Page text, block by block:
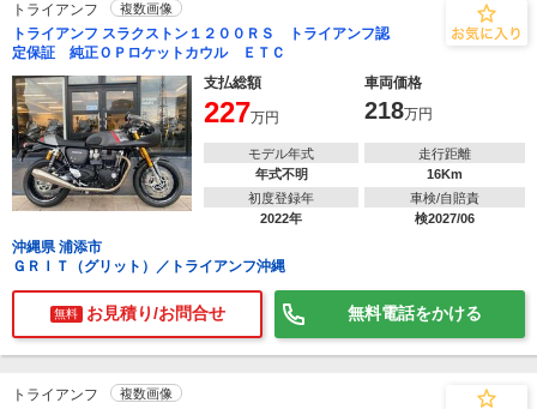
トライアンフ 複数画像
トライアンフ スラクストン１２００ＲＳ トライアンフ認
定保証 純正ＯＰロケットカウル ＥＴＣ
支払総額
車両価格
227万円 218万円
モデル年式
年式不明
走行距離
16Km
初度登録年
2022年
車検/自賠責
検2027/06
沖縄県 浦添市
ＧＲＩＴ（グリット）／トライアンフ沖縄
無料 お見積り/お問合せ 無料電話をかける
トライアンフ 複数画像